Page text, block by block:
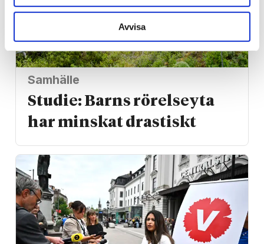
Avvisa
Samhälle
Studie: Barns rörelseyta
har minskat drastiskt